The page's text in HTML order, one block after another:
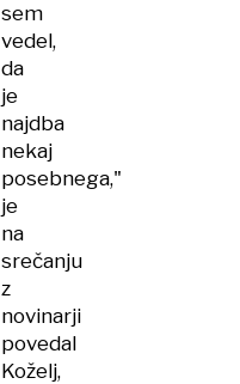
sem
vedel,
da
je
najdba
nekaj
posebnega,"
je
na
srečanju
z
novinarji
povedal
Koželj,